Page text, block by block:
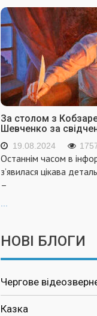
За столом з
Шевченко за
19.08.2024
Останнім часом в
з’явилася цікава
–
...
НОВІ БЛОГИ
Чергове
Казка